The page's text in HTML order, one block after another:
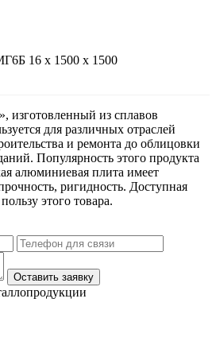
16 х 1500 х 1500
изготовленный из сплавов
для различных отраслей
и ремонта до облицовки
Популярность этого продукта
алюминиевая плита имеет
ригидность. Доступная
этого товара.